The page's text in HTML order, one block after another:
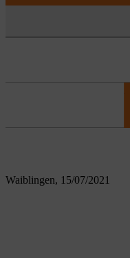
Waiblingen, 15/07/2021